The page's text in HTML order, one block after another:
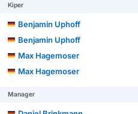
Kiper
Benjamin Uphoff
Benjamin Uphoff
Max Hagemoser
Max Hagemoser
Manager